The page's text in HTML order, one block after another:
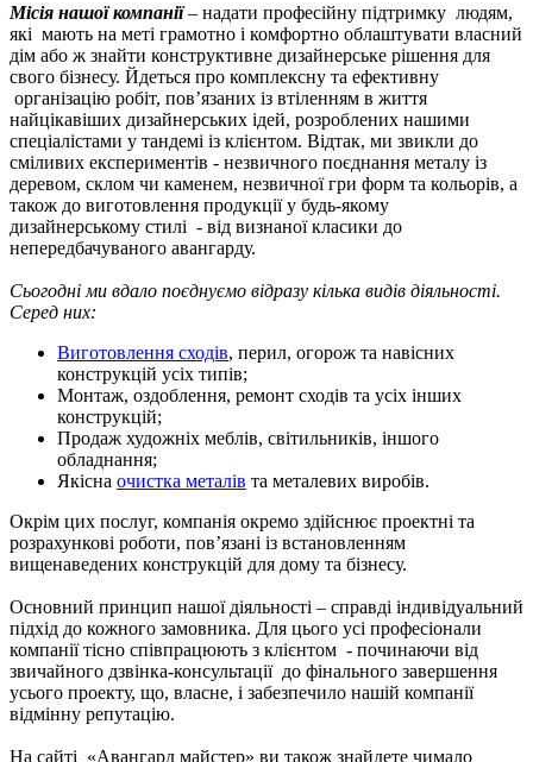
Місія нашої компанії – надати професійну підтримку людям,
які мають на меті грамотно і комфортно облаштувати власний
дім або ж знайти конструктивне дизайнерське рішення для
свого бізнесу. Йдеться про комплексну та ефективну
організацію робіт, пов’язаних із втіленням в життя
найцікавіших дизайнерських ідей, розроблених нашими
спеціалістами у тандемі із клієнтом. Відтак, ми звикли до
сміливих експериментів - незвичного поєднання металу із
деревом, склом чи каменем, незвичної гри форм та кольорів, а
також до виготовлення продукції у будь-якому
дизайнерському стилі - від визнаної класики до
непередбачуваного авангарду.
Сьогодні ми вдало поєднуємо відразу кілька видів діяльності.
Серед них:
Виготовлення сходів, перил, огорож та навісних
конструкцій усіх типів;
Монтаж, оздоблення, ремонт сходів та усіх інших
конструкцій;
Продаж художніх меблів, світильників, іншого
обладнання;
Якісна очистка металів та металевих виробів.
Окрім цих послуг, компанія окремо здійснює проектні та
розрахункові роботи, пов’язані із встановленням
вищенаведених конструкцій для дому та бізнесу.
Основний принцип нашої діяльності – справді індивідуальний
підхід до кожного замовника. Для цього усі професіонали
компанії тісно співпрацюють з клієнтом - починаючи від
звичайного дзвінка-консультації до фінального завершення
усього проекту, що, власне, і забезпечило нашій компанії
відмінну репутацію.
На сайті «Авангард майстер» ви також знайдете чимало